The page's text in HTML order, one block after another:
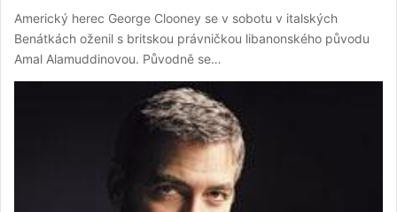
Americký herec George Clooney se v sobotu v italských
Benátkách oženil s britskou právničkou libanonského původu
Amal Alamuddinovou. Původně se…